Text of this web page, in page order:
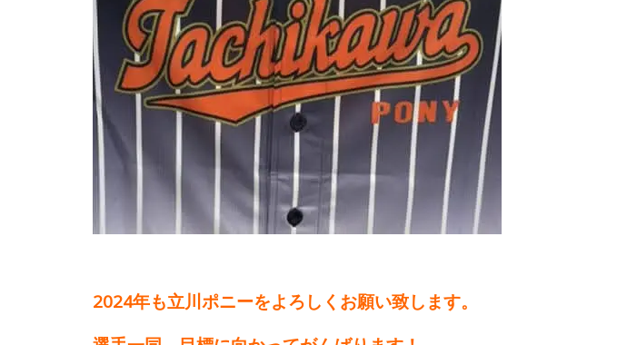
2024年も立川ポニーをよろしくお願い致します。